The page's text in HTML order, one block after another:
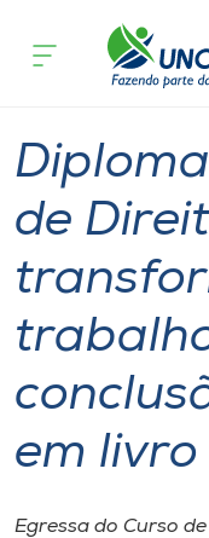
Cursos
Pesquisa
Atendimento ao
Portal de Ensino
Unoesc
acontece
em
de
em livro
Egressa do Curso